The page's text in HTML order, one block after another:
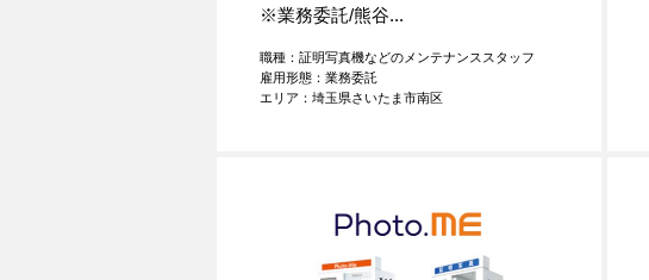
※業務委託/熊谷...
職種：証明写真機などのメンテナンススタッフ
雇用形態：業務委託
エリア：埼玉県さいたま市南区